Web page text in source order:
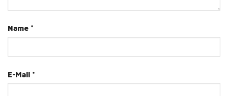
Name *
E-Mail *